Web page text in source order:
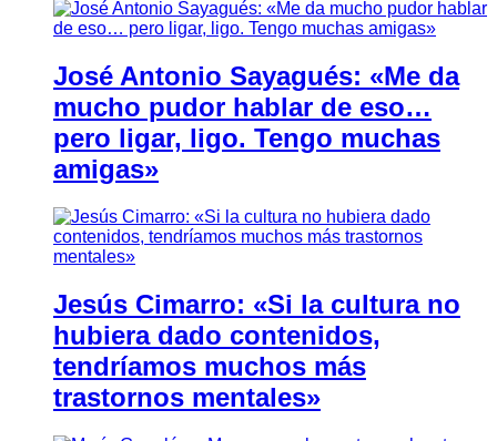
José Antonio Sayagués: «Me da
mucho pudor hablar de eso…
pero ligar, ligo. Tengo muchas
amigas»
Jesús Cimarro: «Si la cultura no
hubiera dado contenidos,
tendríamos muchos más
trastornos mentales»